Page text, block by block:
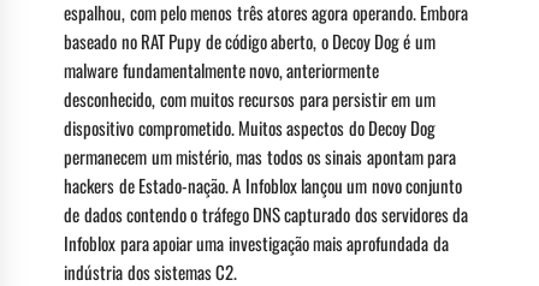
espalhou, com pelo menos três atores agora operando. Embora
baseado no RAT Pupy de código aberto, o Decoy Dog é um
malware fundamentalmente novo, anteriormente
desconhecido, com muitos recursos para persistir em um
dispositivo comprometido. Muitos aspectos do Decoy Dog
permanecem um mistério, mas todos os sinais apontam para
hackers de Estado-nação. A Infoblox lançou um novo conjunto
de dados contendo o tráfego DNS capturado dos servidores da
Infoblox para apoiar uma investigação mais aprofundada da
indústria dos sistemas C2.